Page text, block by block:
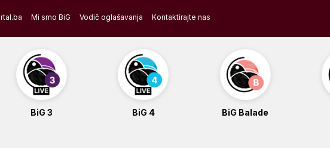
Mi smo BiG Vodič oglašavanja Kontaktirajte nas
BiG 3 BiG 4 BiG Balade